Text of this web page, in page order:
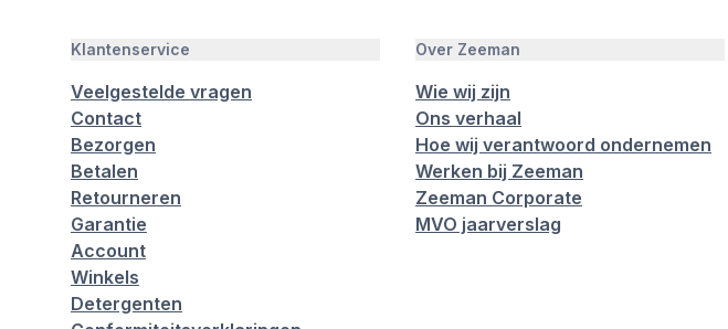
Klantenservice
Veelgestelde vragen
Contact
Bezorgen
Betalen
Retourneren
Garantie
Account
Winkels
Detergenten
Over Zeeman
Wie wij zijn
Ons verhaal
Hoe wij verantwoord ondernemen
Werken bij Zeeman
Zeeman Corporate
MVO jaarverslag